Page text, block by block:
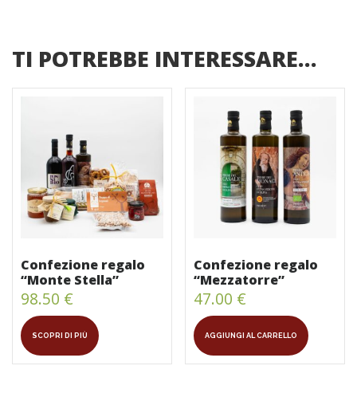
TI POTREBBE INTERESSARE…
Confezione regalo
“Monte Stella”
98.50 €
SCOPRI DI PIÙ
Confezione regalo
“Mezzatorre”
47.00 €
AGGIUNGI AL CARRELLO